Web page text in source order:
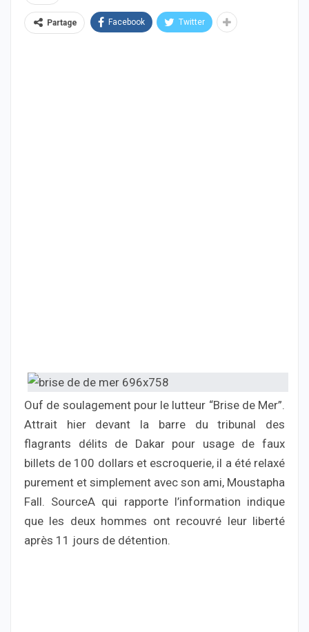
Partage Facebook Twitter
Ouf de soulagement pour le lutteur “Brise de Mer”.
Attrait hier devant la barre du tribunal des
flagrants délits de Dakar pour usage de faux
billets de 100 dollars et escroquerie, il a été relaxé
purement et simplement avec son ami, Moustapha
Fall. SourceA qui rapporte l’information indique
que les deux hommes ont recouvré leur liberté
après 11 jours de détention.